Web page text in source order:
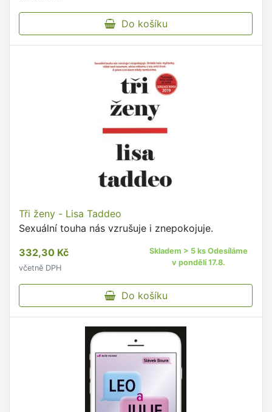
Do košíku
Tři ženy - Lisa Taddeo
Sexuální touha nás vzrušuje i znepokojuje.
332,30 Kč
včetně DPH
Skladem > 5 ks Odesíláme
v pondělí 17.8.
Do košíku